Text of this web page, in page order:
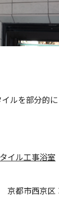
ルを部分的に
タイル工事浴室
京都市西京区